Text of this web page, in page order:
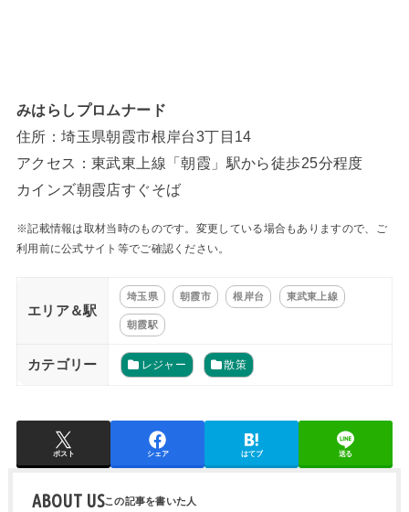
みはらしプロムナード
住所：埼玉県朝霞市根岸台3丁目14
アクセス：東武東上線「朝霞」駅から徒歩25分程度
カインズ朝霞店すぐそば
※記載情報は取材当時のものです。変更している場合もありますので、ご
利用前に公式サイト等でご確認ください。
エリア＆駅
埼玉県 朝霞市 根岸台 東武東上線
朝霞駅
カテゴリー レジャー 散策
ポスト シェア はてブ 送る
ABOUT US